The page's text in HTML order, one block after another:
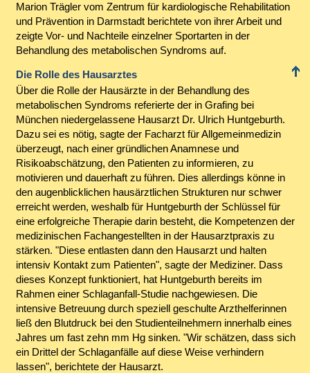
Marion Trägler vom Zentrum für kardiologische Rehabilitation
und Prävention in Darmstadt berichtete von ihrer Arbeit und
zeigte Vor- und Nachteile einzelner Sportarten in der
Behandlung des metabolischen Syndroms auf.
Die Rolle des Hausarztes
Über die Rolle der Hausärzte in der Behandlung des
metabolischen Syndroms referierte der in Grafing bei
München niedergelassene Hausarzt Dr. Ulrich Huntgeburth.
Dazu sei es nötig, sagte der Facharzt für Allgemeinmedizin
überzeugt, nach einer gründlichen Anamnese und
Risikoabschätzung, den Patienten zu informieren, zu
motivieren und dauerhaft zu führen. Dies allerdings könne in
den augenblicklichen hausärztlichen Strukturen nur schwer
erreicht werden, weshalb für Huntgeburth der Schlüssel für
eine erfolgreiche Therapie darin besteht, die Kompetenzen der
medizinischen Fachangestellten in der Hausarztpraxis zu
stärken. "Diese entlasten dann den Hausarzt und halten
intensiv Kontakt zum Patienten", sagte der Mediziner. Dass
dieses Konzept funktioniert, hat Huntgeburth bereits im
Rahmen einer Schlaganfall-Studie nachgewiesen. Die
intensive Betreuung durch speziell geschulte Arzthelferinnen
ließ den Blutdruck bei den Studienteilnehmern innerhalb eines
Jahres um fast zehn mm Hg sinken. "Wir schätzen, dass sich
ein Drittel der Schlaganfälle auf diese Weise verhindern
lassen", berichtete der Hausarzt.